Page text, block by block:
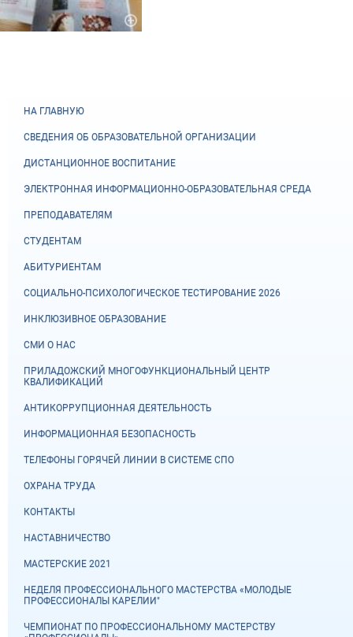
НА ГЛАВНУЮ
СВЕДЕНИЯ ОБ ОБРАЗОВАТЕЛЬНОЙ ОРГАНИЗАЦИИ
ДИСТАНЦИОННОЕ ВОСПИТАНИЕ
ЭЛЕКТРОННАЯ ИНФОРМАЦИОННО-ОБРАЗОВАТЕЛЬНАЯ СРЕДА
ПРЕПОДАВАТЕЛЯМ
СТУДЕНТАМ
АБИТУРИЕНТАМ
СОЦИАЛЬНО-ПСИХОЛОГИЧЕСКОЕ ТЕСТИРОВАНИЕ 2026
ИНКЛЮЗИВНОЕ ОБРАЗОВАНИЕ
СМИ О НАС
ПРИЛАДОЖСКИЙ МНОГОФУНКЦИОНАЛЬНЫЙ ЦЕНТР
КВАЛИФИКАЦИЙ
АНТИКОРРУПЦИОННАЯ ДЕЯТЕЛЬНОСТЬ
ИНФОРМАЦИОННАЯ БЕЗОПАСНОСТЬ
ТЕЛЕФОНЫ ГОРЯЧЕЙ ЛИНИИ В СИСТЕМЕ СПО
ОХРАНА ТРУДА
КОНТАКТЫ
НАСТАВНИЧЕСТВО
МАСТЕРСКИЕ 2021
НЕДЕЛЯ ПРОФЕССИОНАЛЬНОГО МАСТЕРСТВА «МОЛОДЫЕ
ПРОФЕССИОНАЛЫ КАРЕЛИИ"
ЧЕМПИОНАТ ПО ПРОФЕССИОНАЛЬНОМУ МАСТЕРСТВУ